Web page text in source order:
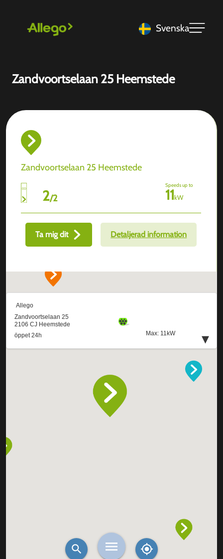
Svenska
Zandvoortselaan 25 Heemstede
Zandvoortselaan 25 Heemstede
2/2
Speeds up to
11kW
Ta mig dit Detaljerad information